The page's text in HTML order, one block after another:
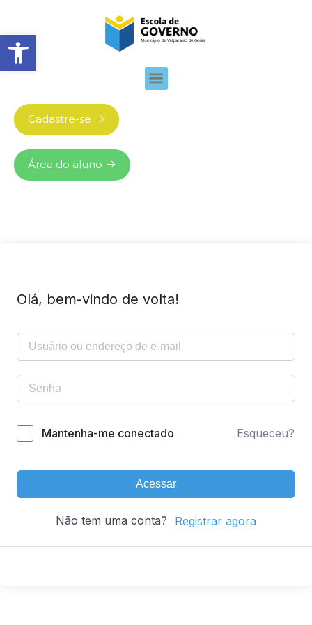
Abrir barra de ferramentas
Cadastre-se
Área do aluno
Olá, bem-vindo de volta!
Mantenha-me conectado Esqueceu?
Acessar
Não tem uma conta? Registrar agora